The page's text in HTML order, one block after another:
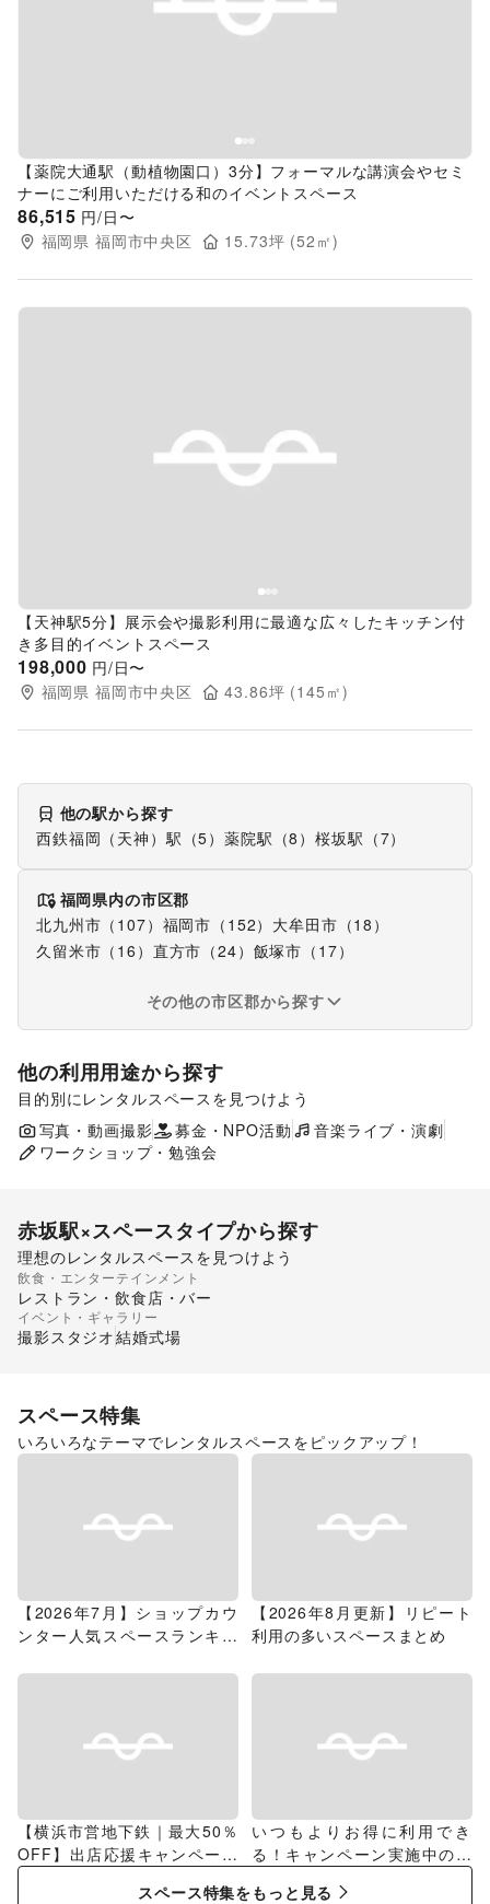
Previous slide
【薬院大通駅（動植物園口）3分】フォーマルな講演会やセミ
ナーにご利用いただける和のイベントスペース
86,515 円/日〜
福岡県 福岡市中央区 15.73坪 (52 ㎡)
Previous slide
【天神駅5分】展示会や撮影利用に最適な広々したキッチン付
き多目的イベントスペース
198,000 円/日〜
福岡県 福岡市中央区 43.86坪 (145 ㎡)
他の駅から探す
西鉄福岡（天神）駅（5）薬院駅（8）桜坂駅（7）
福岡県内の市区郡
北九州市（107） 福岡市（152） 大牟田市（18）
久留米市（16） 直方市（24） 飯塚市（17）
その他の市区郡から探す
他の利用用途から探す
目的別にレンタルスペースを見つけよう
ポップアップストア
食品販売
販促イベント 展示会・個展
写真・動画撮影 募金・NPO活動
音楽ライブ・演劇
ワークショップ・勉強会
赤坂駅×スペースタイプから探す
理想のレンタルスペースを見つけよう
ギャラリー・貸し画廊
飲食・エンターテインメント
レストラン・飲食店・バー
イベント・ギャラリー
撮影スタジオ結婚式場
スペース特集
いろいろなテーマでレンタルスペースをピックアップ！
【2026年7月】ショップカウ
ンター人気スペースランキン
【2026年8月更新】リピート
利用の多いスペースまとめ
【横浜市営地下鉄｜最大50％
OFF】出店応援キャンペーン
特集
いつもよりお得に利用でき
る！キャンペーン実施中のス
スペース特集をもっと見る